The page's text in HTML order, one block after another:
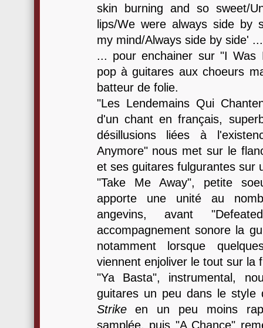
skin burning and so sweet/
lips/We were always side by
my mind/Always side by side' ...
... pour enchainer sur "I Was
pop à guitares aux choeurs
batteur de folie.
"Les Lendemains Qui
d'un chant en français,
désillusions liées à
Anymore" nous met sur le
et ses guitares fulgurantes sur
"Take Me Away", petite
apporte une unité au
angevins, avant
accompagnement sonore la
notamment lorsque
viennent enjoliver le tout sur la
"Ya Basta", instrumental,
guitares un peu dans le style
Strikeen un peu moins
samplée, puis "A Chance"